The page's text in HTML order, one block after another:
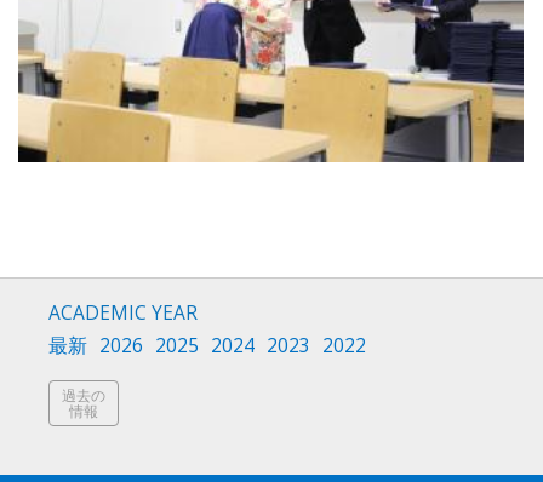
ACADEMIC YEAR
最新 2026 2025 2024 2023 2022
過去の
情報